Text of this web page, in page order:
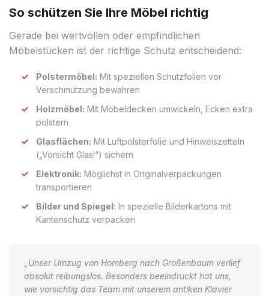
So schützen Sie Ihre Möbel richtig
Gerade bei wertvollen oder empfindlichen
Möbelstücken ist der richtige Schutz entscheidend:
Polstermöbel: Mit speziellen Schutzfolien vor
Verschmutzung bewahren
Holzmöbel: Mit Möbeldecken umwickeln, Ecken extra
polstern
Glasflächen: Mit Luftpolsterfolie und Hinweiszetteln
(„Vorsicht Glas!“) sichern
Elektronik: Möglichst in Originalverpackungen
transportieren
Bilder und Spiegel: In spezielle Bilderkartons mit
Kantenschutz verpacken
„Unser Umzug von Homberg nach Großenbaum verlief
absolut reibungslos. Besonders beeindruckt hat uns,
wie vorsichtig das Team mit unserem antiken Klavier